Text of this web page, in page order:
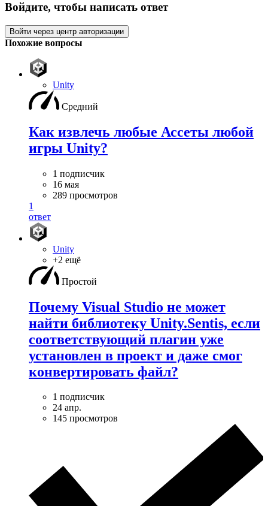
Войдите, чтобы написать ответ
Войти через центр авторизации
Похожие вопросы
Unity
Средний
Как извлечь любые Ассеты любой
игры Unity?
1 подписчик
16 мая
289 просмотров
1
ответ
Unity
+2 ещё
Простой
Почему Visual Studio не может
найти библиотеку Unity.Sentis, если
соответствующий плагин уже
установлен в проект и даже смог
конвертировать файл?
1 подписчик
24 апр.
145 просмотров